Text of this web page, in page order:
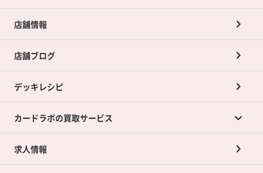
店舗情報
店舗ブログ
デッキレシピ
カードラボの買取サービス
カードラボの買取サービスTOP
求人情報